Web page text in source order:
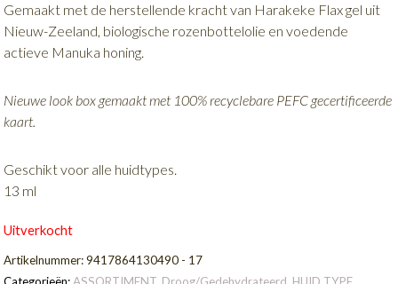
Gemaakt met de herstellende kracht van Harakeke Flax gel uit
Nieuw-Zeeland, biologische rozenbottelolie en voedende
actieve Manuka honing.
Nieuwe look box gemaakt met 100% recyclebare PEFC gecertificeerde
kaart.
Geschikt voor alle huidtypes.
13 ml
Uitverkocht
Artikelnummer:9417864130490 - 17